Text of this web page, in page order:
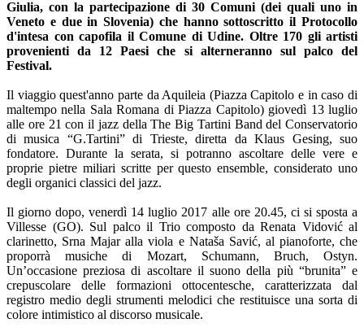
Giulia, con la partecipazione di 30 Comuni (dei quali uno in
Veneto e due in Slovenia) che hanno sottoscritto il Protocollo
d'intesa con capofila il Comune di Udine. Oltre 170 gli artisti
provenienti da 12 Paesi che si alterneranno sul palco del
Festival.
Il viaggio quest'anno parte da Aquileia (Piazza Capitolo e in caso di
maltempo nella Sala Romana di Piazza Capitolo) giovedì 13 luglio
alle ore 21 con il jazz della The Big Tartini Band del Conservatorio
di musica “G.Tartini” di Trieste, diretta da Klaus Gesing, suo
fondatore. Durante la serata, si potranno ascoltare delle vere e
proprie pietre miliari scritte per questo ensemble, considerato uno
degli organici classici del jazz.
Il giorno dopo, venerdì 14 luglio 2017 alle ore 20.45, ci si sposta a
Villesse (GO). Sul palco il Trio composto da Renata Vidović al
clarinetto, Srna Majar alla viola e Nataša Savić, al pianoforte, che
proporrà musiche di Mozart, Schumann, Bruch, Ostyn.
Un’occasione preziosa di ascoltare il suono della più “brunita” e
crepuscolare delle formazioni ottocentesche, caratterizzata dal
registro medio degli strumenti melodici che restituisce una sorta di
colore intimistico al discorso musicale.